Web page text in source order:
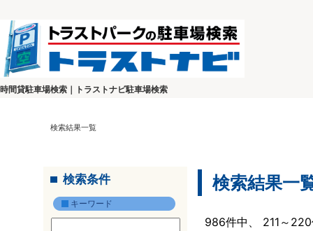
時間貸駐車場検索｜トラストナビ駐車場検索
検索結果一覧
検索条件
キーワード
検索結果一
986件中、 211～